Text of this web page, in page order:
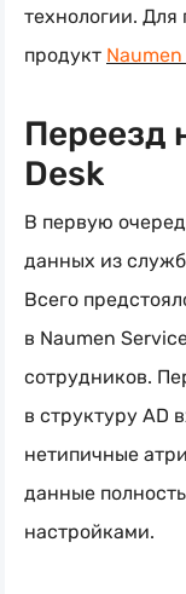
технологии.
продукт
Переезд
Desk
В первую
данных из
Всего
в Naumen
сотрудников.
в структуру AD
нетипичные
данные
настройками.